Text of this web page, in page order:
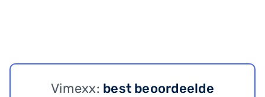
Vimexx: best beoordeelde